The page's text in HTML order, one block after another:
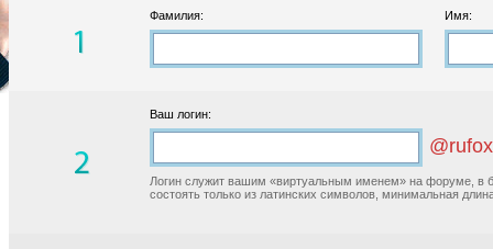
Фамилия: Имя:
Ваш логин:
Логин служит вашим «виртуальным именем» на форуме, в
состоять только из латинских символов, минимальная